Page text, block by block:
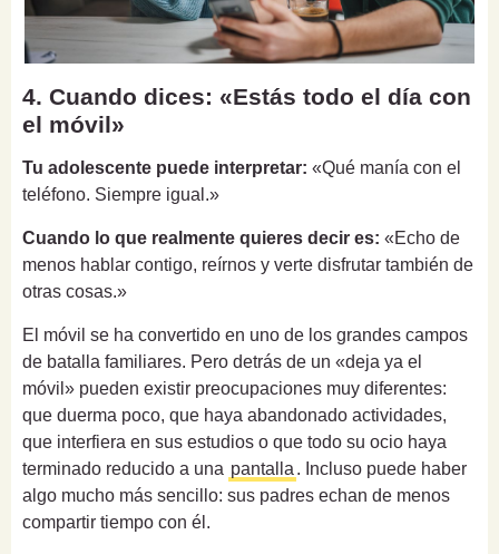
4. Cuando dices: «Estás todo el día con
el móvil»
Tu adolescente puede interpretar: «Qué manía con el
teléfono. Siempre igual.»
Cuando lo que realmente quieres decir es: «Echo de
menos hablar contigo, reírnos y verte disfrutar también de
otras cosas.»
El móvil se ha convertido en uno de los grandes campos
de batalla familiares. Pero detrás de un «deja ya el
móvil» pueden existir preocupaciones muy diferentes:
que duerma poco, que haya abandonado actividades,
que interfiera en sus estudios o que todo su ocio haya
terminado reducido a una pantalla . Incluso puede haber
algo mucho más sencillo: sus padres echan de menos
compartir tiempo con él.